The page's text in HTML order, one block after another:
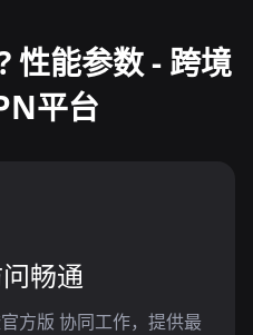
性能参数 - 跨境
平台
畅通
方版 协同工作，提供最